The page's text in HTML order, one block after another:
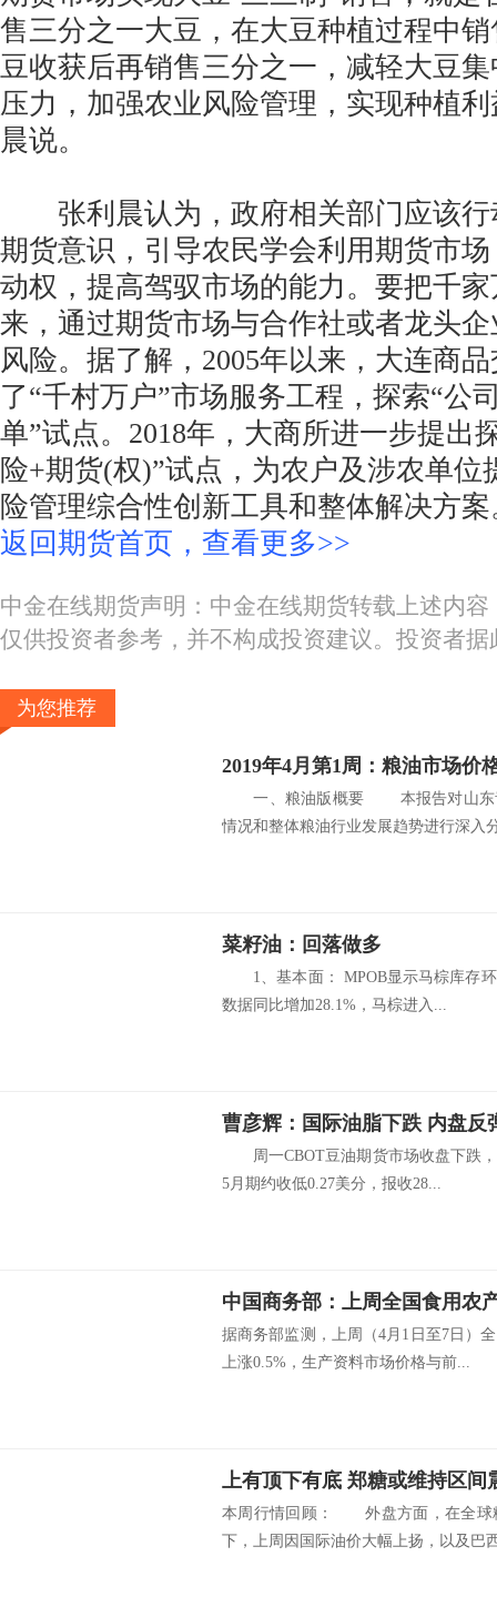
售三分之一大豆，在大豆种植过程中
豆收获后再销售三分之一，减轻大豆
压力，加强农业风险管理，实现种植
晨说。
张利晨认为，政府相关部门应该行
期货意识，引导农民学会利用期货市
动权，提高驾驭市场的能力。要把千
来，通过期货市场与合作社或者龙头
风险。据了解，2005年以来，大连商
了“千村万户”市场服务工程，探索“公
单”试点。2018年，大商所进一步提出
险+期货(权)”试点，为农户及涉农单位
险管理综合性创新工具和整体解决方
返回期货首页，查看更多>>
中金在线期货声明：中金在线期货转载上述内
仅供投资者参考，并不构成投资建议。投资者
为您推荐
2019年4月第1周：粮油市场价
一、粮油版概要 本报告对山东青
情况和整体粮油行业发展趋势进行深入
菜籽油：回落做多
1、基本面： MPOB显示马棕库存环
数据同比增加28.1%，马棕进入...
曹彦辉：国际油脂下跌 内盘反
周一CBOT豆油期货市场收盘下跌，
5月期约收低0.27美分，报收28...
据商务部监测，上周（4月1日至7日）
上涨0.5%，生产资料市场价格与前...
上有顶下有底 郑糖或维持区间
本周行情回顾： 外盘方面，在全球
下，上周因国际油价大幅上扬，以及巴